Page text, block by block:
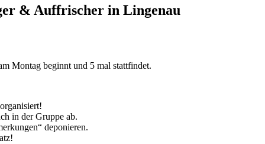
& Auffrischer in Lingenau
Montag beginnt und 5 mal stattfindet.
in der Gruppe ab.
deponieren.